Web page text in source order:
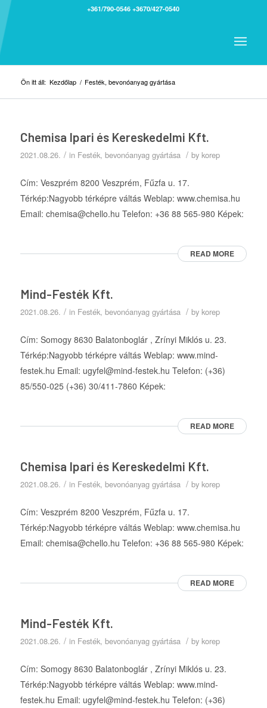
+361/790-0546 +3670/427-0540
Ön itt áll: Kezdőlap / Festék, bevonóanyag gyártása
Chemisa Ipari és Kereskedelmi Kft.
2021.08.26. / in Festék, bevonóanyag gyártása / by korep
Cím: Veszprém 8200 Veszprém, Fűzfa u. 17.
Térkép:Nagyobb térképre váltás Weblap: www.chemisa.hu
Email: chemisa@chello.hu Telefon: +36 88 565-980 Képek:
READ MORE
Mind-Festék Kft.
2021.08.26. / in Festék, bevonóanyag gyártása / by korep
Cím: Somogy 8630 Balatonboglár , Zrínyi Miklós u. 23.
Térkép:Nagyobb térképre váltás Weblap: www.mind-
festek.hu Email: ugyfel@mind-festek.hu Telefon: (+36)
85/550-025 (+36) 30/411-7860 Képek:
READ MORE
Chemisa Ipari és Kereskedelmi Kft.
2021.08.26. / in Festék, bevonóanyag gyártása / by korep
Cím: Veszprém 8200 Veszprém, Fűzfa u. 17.
Térkép:Nagyobb térképre váltás Weblap: www.chemisa.hu
Email: chemisa@chello.hu Telefon: +36 88 565-980 Képek:
READ MORE
Mind-Festék Kft.
2021.08.26. / in Festék, bevonóanyag gyártása / by korep
Cím: Somogy 8630 Balatonboglár , Zrínyi Miklós u. 23.
Térkép:Nagyobb térképre váltás Weblap: www.mind-
festek.hu Email: ugyfel@mind-festek.hu Telefon: (+36)